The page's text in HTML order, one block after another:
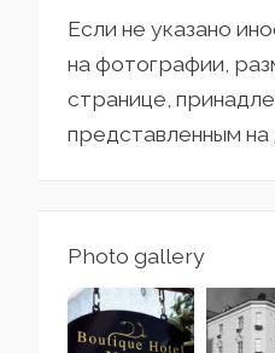
Если не указано
на фотографии,
странице,
представленным на
Photo gallery